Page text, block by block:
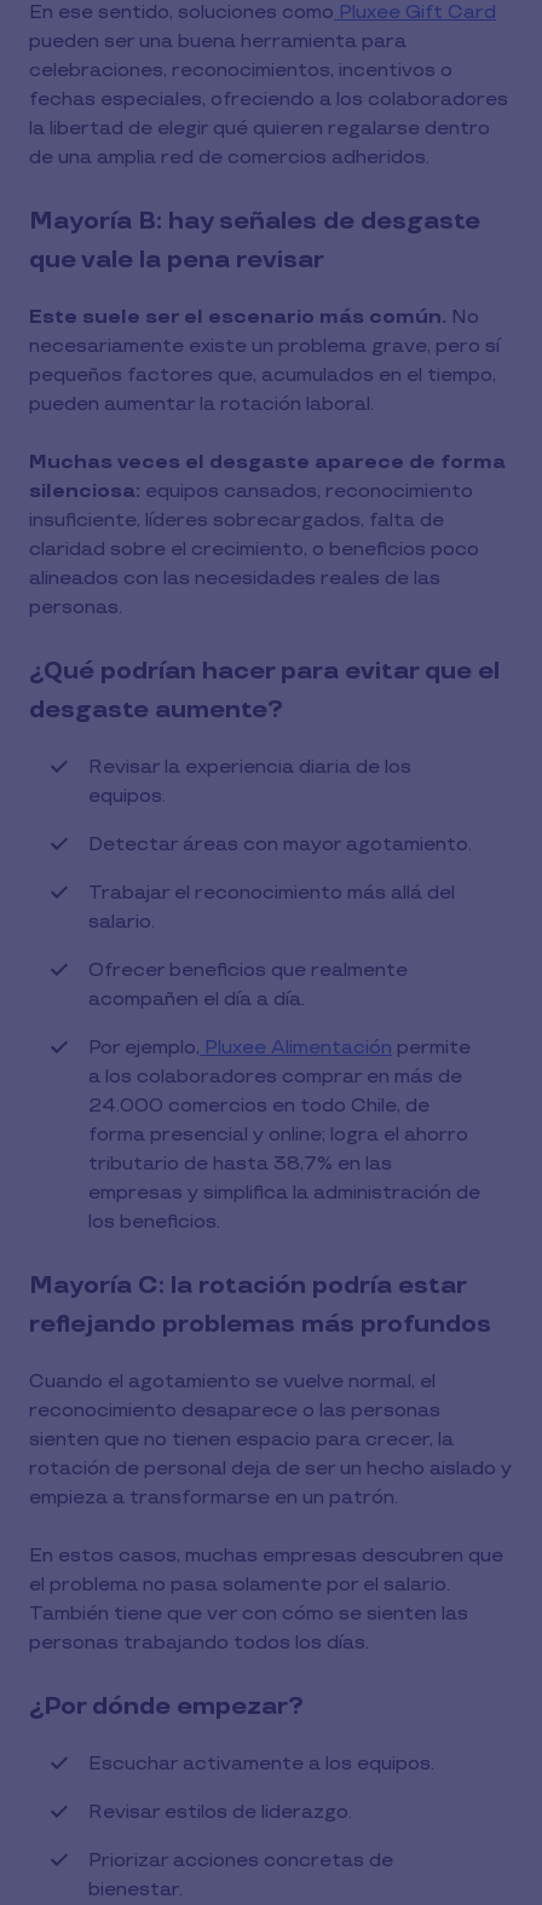
En ese sentido, soluciones como Pluxee Gift Card
pueden ser una buena herramienta para
celebraciones, reconocimientos, incentivos o
fechas especiales, ofreciendo a los colaboradores
la libertad de elegir qué quieren regalarse dentro
de una amplia red de comercios adheridos.
Mayoría B: hay señales de desgaste
que vale la pena revisar
Este suele ser el escenario más común. No
necesariamente existe un problema grave, pero sí
pequeños factores que, acumulados en el tiempo,
pueden aumentar la rotación laboral.
Muchas veces el desgaste aparece de forma
silenciosa: equipos cansados, reconocimiento
insuficiente, líderes sobrecargados, falta de
claridad sobre el crecimiento, o beneficios poco
alineados con las necesidades reales de las
personas.
¿Qué podrían hacer para evitar que el
desgaste aumente?
Revisar la experiencia diaria de los
equipos.
Detectar áreas con mayor agotamiento.
Trabajar el reconocimiento más allá del
salario.
Ofrecer beneficios que realmente
acompañen el día a día.
Por ejemplo, Pluxee Alimentación permite
a los colaboradores comprar en más de
24.000 comercios en todo Chile, de
forma presencial y online; logra el ahorro
tributario de hasta 38,7% en las
empresas y simplifica la administración de
los beneficios.
Mayoría C: la rotación podría estar
reflejando problemas más profundos
Cuando el agotamiento se vuelve normal, el
reconocimiento desaparece o las personas
sienten que no tienen espacio para crecer, la
rotación de personal deja de ser un hecho aislado y
empieza a transformarse en un patrón.
En estos casos, muchas empresas descubren que
el problema no pasa solamente por el salario.
También tiene que ver con cómo se sienten las
personas trabajando todos los días.
¿Por dónde empezar?
Escuchar activamente a los equipos.
Revisar estilos de liderazgo.
Priorizar acciones concretas de
bienestar.